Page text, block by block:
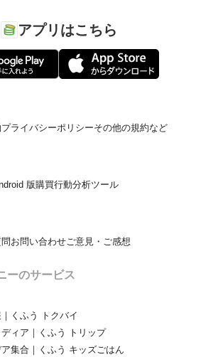
アプリはこちら
プライバシーポリシーその他の規約など
版購買行動分析ツール
お問い合わせご意見・ご感想
ーのサービス
くふう トクバイ
ィア｜くふう トリップ
集合｜くふう キッズごはん